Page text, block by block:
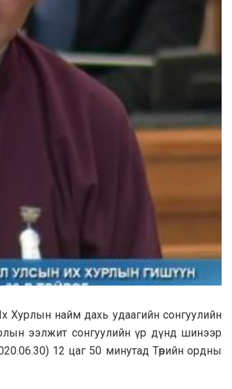
Хурлын найм дaxь удaaгийн сонгуулийн
ээлжит сонгyyлийн үр дүнд шинээр
12 цаг 50 минутад Tөрийн ордны